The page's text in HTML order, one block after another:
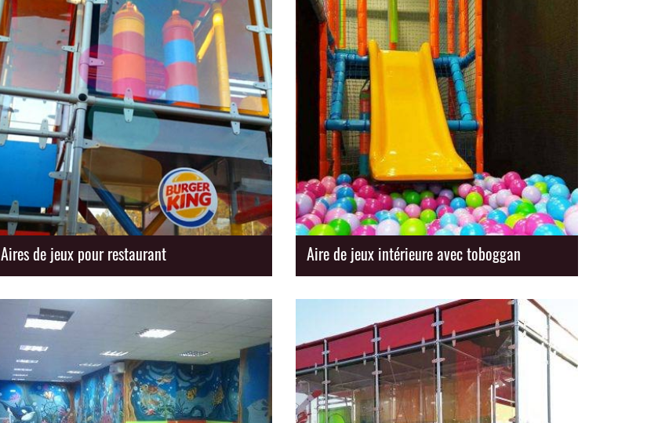
Aires de jeux pour restaurant Aire de jeux intérieure avec toboggan